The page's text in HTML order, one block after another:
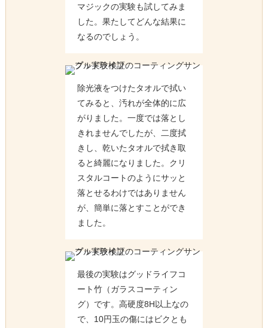
マジックの実験も試してみま
した。果たしてどんな結果に
なるのでしょう。
除光液をつけたタオルで拭い
てみると、汚れが全体的に広
がりました。一度では落とし
きれませんでしたが、二度拭
きし、乾いたタオルで拭き取
ると綺麗になりました。クリ
スタルコートのようにサッと
落とせるわけではありません
が、簡単に落とすことができ
ました。
最後の実験はグッドライフコ
ート竹（ガラスコーティン
グ）です。高硬度8H以上なの
で、10円玉の傷にはビクとも